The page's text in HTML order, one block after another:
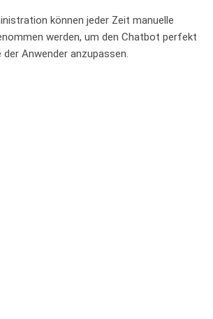
können jeder Zeit manuelle
werden, um den Chatbot perfekt
Anwender anzupassen.